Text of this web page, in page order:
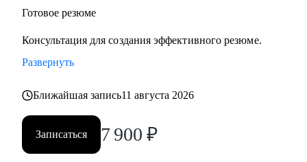
Готовое резюме
Консультация для создания эффективного резюме.
Развернуть
Ближайшая запись11 августа 2026
Записаться 7 900 ₽